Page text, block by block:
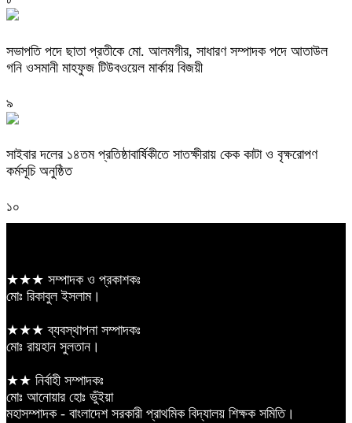
সভাপতি পদে ছাতা প্রতীকে মো. আলমগীর, সাধারণ সম্পাদক পদে আতাউল
গনি ওসমানী মাহফুজ টিউবওয়েল মার্কায় বিজয়ী
৯
সাইবার দলের ১৪তম প্রতিষ্ঠাবার্ষিকীতে সাতক্ষীরায় কেক কাটা ও বৃক্ষরোপণ
কর্মসূচি অনুষ্ঠিত
১০
★★★ সম্পাদক ও প্রকাশকঃ
মোঃ রিকাবুল ইসলাম।
★★★ ব্যবস্থাপনা সম্পাদকঃ
মোঃ রায়হান সুলতান।
★★ নির্বাহী সম্পাদকঃ
মোঃ আনোয়ার হোঃ ভুঁইয়া
মহাসম্পাদক - বাংলাদেশ সরকারী প্রাথমিক বিদ্যালয় শিক্ষক সমিতি।